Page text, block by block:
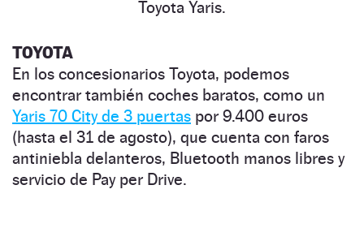
Toyota Yaris.
TOYOTA
En los concesionarios Toyota, podemos
encontrar también coches baratos, como un
Yaris 70 City de 3 puertas por 9.400 euros
(hasta el 31 de agosto), que cuenta con faros
antiniebla delanteros, Bluetooth manos libres y
servicio de Pay per Drive.